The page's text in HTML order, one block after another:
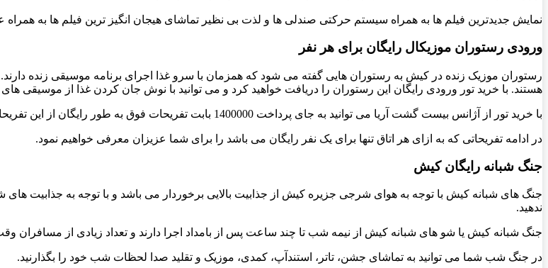
نمایش جدیدترین فیلم ها به همراه سیستم حرکتی صندلی ها و لذت بی نظیر تماشای هیجان انگیز ترین فیلم ها به همراه عزیزانتان همه روزه از ساعت 16 الی
ورودی رستوران موزیکال رایگان برای هر نفر
رستوران موزیک زنده در کیش به رستوران هایی گفته می شود که همزمان با سرو غذا اجرای برنامه موسیقی زنده
هستند. با خرید تور ورودی رایگان این رستوران را دریافت خواهید کرد و می توانید با نوش جان کردن غذا از موسیقی
با خرید تور از آژانس بیست گشت آریا می توانید به جای پرداخت 1400000 بابت تفریحات فوق به طور رایگان از این تفریحات لذت ببرید
در ادامه تفریحاتی که به ازای هر اتاق تنها برای یک نفر رایگان می باشد را برای شما عزیزان معرفی خواهیم نمود.
جنگ شبانه رایگان کیش
جنگ های شبانه کیش با توجه به هوای شرجی جزیره کیش از جذابیت بالایی برخوردار می باشد و با توجه به جذابیت
ندهید.
جنگ شبانه کیش یا شو های شبانه کیش از نیمه شب تا چند ساعت پس از بامداد اجرا دارند و تعداد زیادی از مسافران
در جنگ شب شما می توانید به تماشای جشن، تاتر، استندآپ، کمدی، موزیک و تقلید صدا لحظات شب خود را بگذارنید.